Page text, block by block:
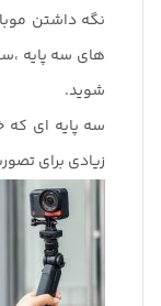
نگه داشتن
های سه پایه
شوید.
سه پایه ای که
زیادی برای